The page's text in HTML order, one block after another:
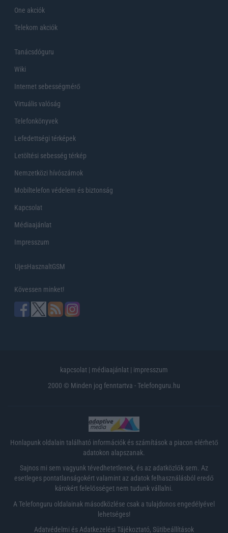
One akciók
Telekom akciók
Tanácsdóguru
Wiki
Internet sebességmérő
Virtuális valóság
Telefonkönyvek
Lefedettségi térképek
Letöltési sebesség térkép
Nemzetközi hívószámok
Mobiltelefon védelem és biztonság
Kapcsolat
Médiaajánlat
Impresszum
UjesHasznaltGSM
Kövessen minket!
kapcsolat | médiaajánlat | impresszum
2000 © Minden jog fenntartva - Telefonguru.hu
Honlapunk oldalain található információk és számítások a piacon elérhető
adatokon alapszanak.
Sajnos mi sem vagyunk tévedhetetlenek, és az adatközlők sem. Az
esetleges pontatlanságokért valamint az adatok felhasználásból eredő
károkért felelősséget nem tudunk vállalni.
A Telefonguru oldalainak másodközlése csak a tulajdonos engedélyével
lehetséges!
Adatvédelmi és Adatkezelési Tájékoztató, Sütibeállítások